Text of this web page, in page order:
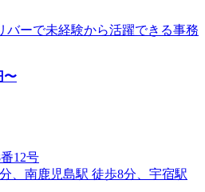
バーで未経験から活躍できる事務
〜
12号
、南鹿児島駅 徒歩8分、宇宿駅